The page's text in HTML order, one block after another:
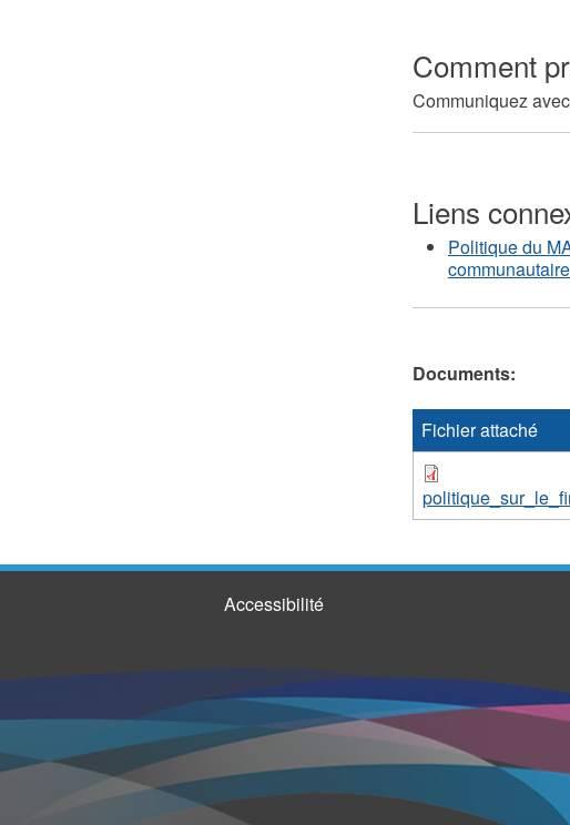
Comment
Communiquez
Liens
Politique du
Documents:
Fichier attaché
Accessibilité